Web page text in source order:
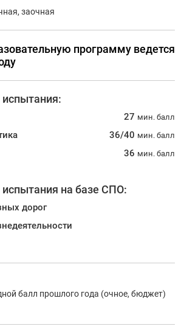
заочная
программу ведется
27 мин. балл
36/40 мин. балл
36 мин. балл
испытания на базе СПО:
дорог
балл прошлого года (очное, бюджет)